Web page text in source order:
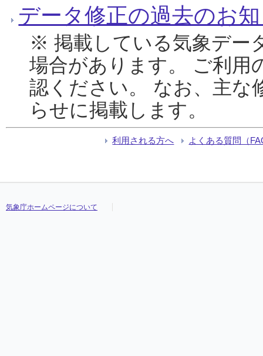
データ修正の過去のお
※ 掲載している気象デー
場合があります。 ご利用
認ください。 なお、主な
らせに掲載します。
利用される方へ よくある質問（
気象庁ホームページについて